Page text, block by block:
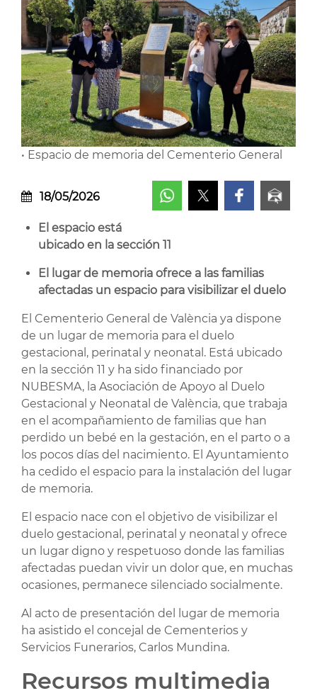
• Espacio de memoria del Cementerio General
18/05/2026
El espacio está
ubicado en la sección 11
El lugar de memoria ofrece a las familias
afectadas un espacio para visibilizar el duelo
El Cementerio General de València ya dispone
de un lugar de memoria para el duelo
gestacional, perinatal y neonatal. Está ubicado
en la sección 11 y ha sido financiado por
NUBESMA, la Asociación de Apoyo al Duelo
Gestacional y Neonatal de València, que trabaja
en el acompañamiento de familias que han
perdido un bebé en la gestación, en el parto o a
los pocos días del nacimiento. El Ayuntamiento
ha cedido el espacio para la instalación del lugar
de memoria.
El espacio nace con el objetivo de visibilizar el
duelo gestacional, perinatal y neonatal y ofrece
un lugar digno y respetuoso donde las familias
afectadas puedan vivir un dolor que, en muchas
ocasiones, permanece silenciado socialmente.
Al acto de presentación del lugar de memoria
ha asistido el concejal de Cementerios y
Servicios Funerarios, Carlos Mundina.
Recursos multimedia